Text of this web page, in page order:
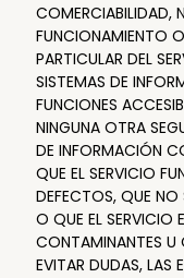
COMERCIABILIDAD,
FUNCIONAMIENTO
PARTICULAR DEL
SISTEMAS DE
FUNCIONES
NINGUNA OTRA
DE INFORMACIÓN
QUE EL SERVICIO
DEFECTOS, QUE NO
O QUE EL SERVICIO
CONTAMINANTES U
EVITAR DUDAS, LAS